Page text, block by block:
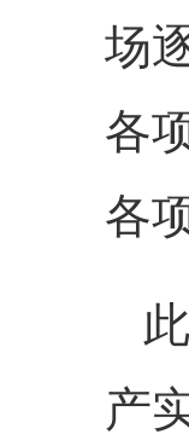
场
各
各
产